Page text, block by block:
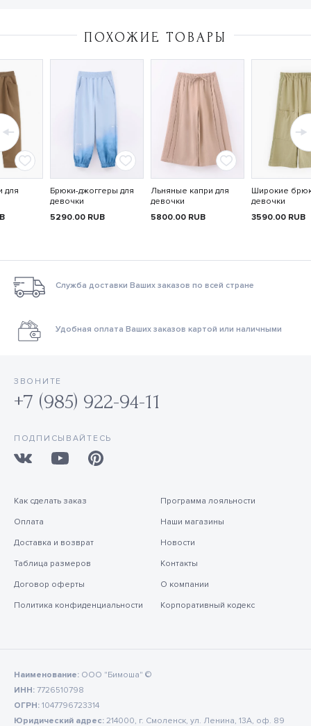
ПОХОЖИЕ ТОВАРЫ
для
Брюки-джоггеры для
девочки
5290.00 RUB
Льняные капри для
девочки
5800.00 RUB
Широкие
девочки
3590.00 RUB
Служба доставки Ваших заказов по всей стране
Удобная оплата Ваших заказов картой или наличными
ЗВОНИТЕ
+7 (985) 922-94-11
ПОДПИСЫВАЙТЕСЬ
Как сделать заказ
Оплата
Доставка и возврат
Таблица размеров
Договор оферты
Политика конфиденциальности
Программа лояльности
Наши магазины
Новости
Контакты
О компании
Корпоративный кодекс
Наименование: ООО "Бимоша" ©
ИНН: 7726510798
ОГРН: 1047796723314
Юридический адрес: 214000, г. Смоленск, ул. Ленина, 13А, оф. 89